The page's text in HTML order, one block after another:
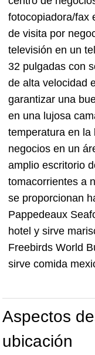
fotocopiadora/fax
de visita por
televisión en un
32 pulgadas con
de alta velocidad
garantizar una
en una lujosa
temperatura en la
negocios en un
amplio escritorio
tomacorrientes a
se proporcionan
Pappedeaux
hotel y sirve
Freebirds World
sirve comida
Aspectos
ubicación